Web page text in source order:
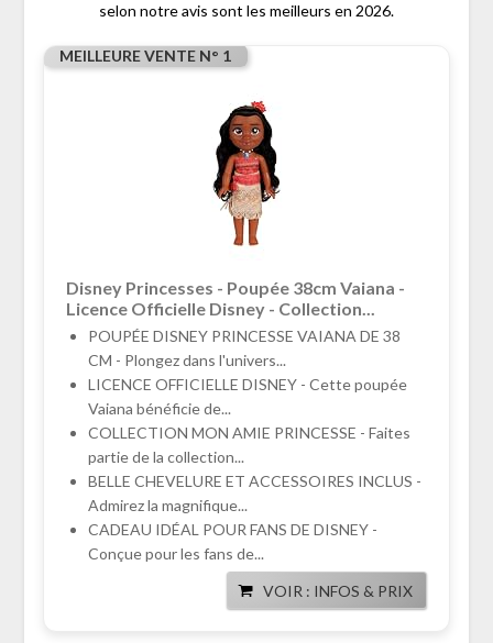
selon notre avis sont les meilleurs en 2026.
MEILLEURE VENTE N° 1
Disney Princesses - Poupée 38cm Vaiana -
Licence Officielle Disney - Collection...
POUPÉE DISNEY PRINCESSE VAIANA DE 38
CM - Plongez dans l'univers...
LICENCE OFFICIELLE DISNEY - Cette poupée
Vaiana bénéficie de...
COLLECTION MON AMIE PRINCESSE - Faites
partie de la collection...
BELLE CHEVELURE ET ACCESSOIRES INCLUS -
Admirez la magnifique...
CADEAU IDÉAL POUR FANS DE DISNEY -
Conçue pour les fans de...
VOIR : INFOS & PRIX